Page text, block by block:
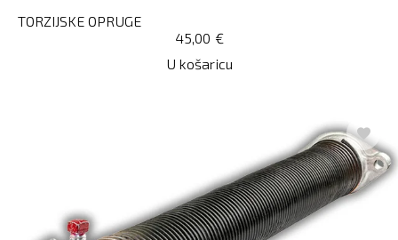
TORZIJSKE OPRUGE
€
45,00
U košaricu